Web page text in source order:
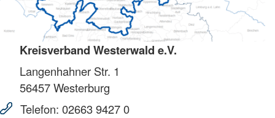
Kreisverband Westerwald e.V.
Langenhahner Str. 1
56457Westerburg
Telefon: 02663 9427 0